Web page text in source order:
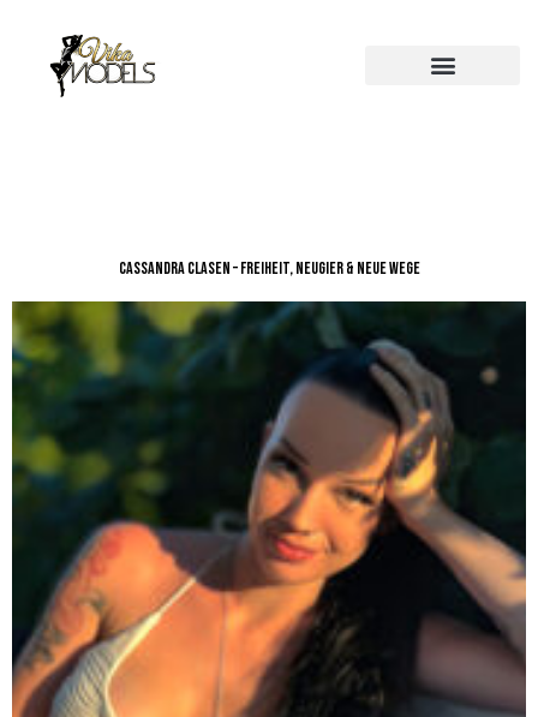
Cassandra Clasen – Freiheit, Neugier & neue Wege